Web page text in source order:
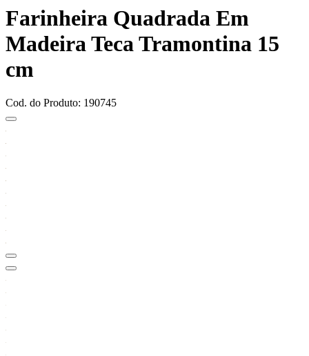
Farinheira Quadrada Em
Madeira Teca Tramontina 15
cm
Cod. do Produto: 190745